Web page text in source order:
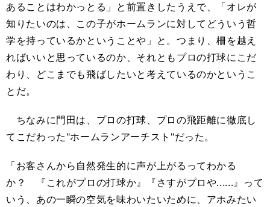
あることはわかっとる」と前置きしたうえで、「オレが
知りたいのは、この子がホームランに対してどういう哲
学を持っているかということや」と。つまり、柵を越え
ればいいと思っているのか、それともプロの打球にこだ
わり、どこまでも飛ばしたいと考えているのかというこ
とだ。
ちなみに門田は、プロの打球、プロの飛距離に徹底し
てこだわった"ホームランアーチスト"だった。
「お客さんから自然発生的に声が上がるってわかる
か？ 『これがプロの打球か』『さすがプロや......』って
いう、あの一瞬の空気を味わいたいために、アホみたい